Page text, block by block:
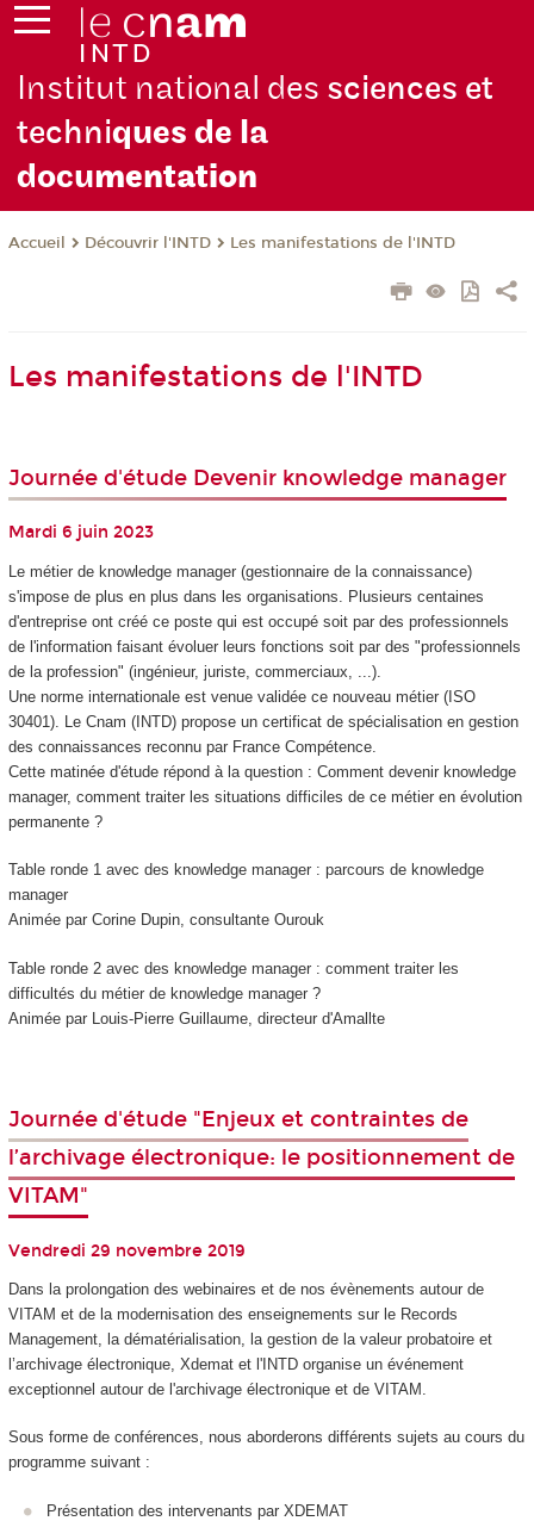
Institut national des sciences et
techniques de la
documentation
Accueil Découvrir l'INTD Les manifestations de l'INTD
Les manifestations de l'INTD
Journée d'étude Devenir knowledge manager
Mardi 6 juin 2023
Le métier de knowledge manager (gestionnaire de la connaissance)
s'impose de plus en plus dans les organisations. Plusieurs centaines
d'entreprise ont créé ce poste qui est occupé soit par des professionnels
de l'information faisant évoluer leurs fonctions soit par des "professionnels
de la profession" (ingénieur, juriste, commerciaux, ...).
Une norme internationale est venue validée ce nouveau métier (ISO
30401). Le Cnam (INTD) propose un certificat de spécialisationen gestion
des connaissances reconnu par France Compétence.
Cette matinée d'étude répond à la question : Comment devenir knowledge
manager, comment traiter les situations difficiles de ce métier en évolution
permanente ?
Table ronde 1 avec des knowledge manager : parcours de knowledge
manager
Animée par Corine Dupin, consultante Ourouk
Table ronde 2 avec des knowledge manager : comment traiter les
difficultés du métier de knowledge manager ?
Animée par Louis-Pierre Guillaume, directeur d'Amallte
Journée d'étude "Enjeux et contraintes de
l’archivage électronique: le positionnement de
VITAM"
Vendredi 29 novembre 2019
Dans la prolongation des webinaires et de nos évènements autour de
VITAM et de la modernisation des enseignements sur le Records
Management, la dématérialisation, la gestion de la valeur probatoire et
l’archivage électronique, Xdemat et l'INTD organise un événement
exceptionnel autour de l'archivage électronique et de VITAM.
Sous forme de conférences, nous aborderons différents sujets au cours du
programme suivant :
Présentation des intervenants par XDEMAT